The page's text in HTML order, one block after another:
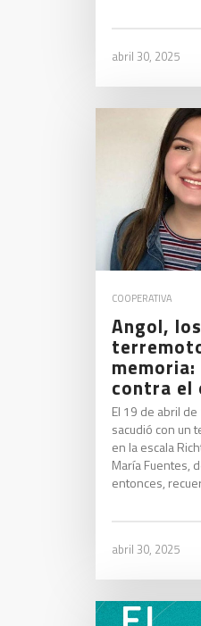
abril 30, 2025
COOPERATIVA
Angol, los
contra el
El 19 de abril
sacudió con un
en la escala
María Fuentes,
entonces,
abril 30, 2025